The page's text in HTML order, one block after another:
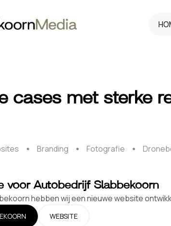
cases met sterke
Branding Fotografie
voor Autobedrijf Slabbekoorn
hebben wij een nieuwe website
WEBSITE